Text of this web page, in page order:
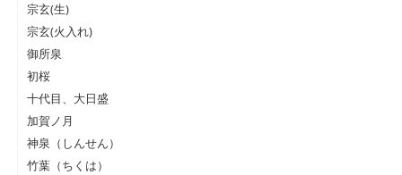
宗玄(生)
宗玄(火入れ)
御所泉
初桜
十代目、大日盛
加賀ノ月
神泉（しんせん）
竹葉（ちくは）